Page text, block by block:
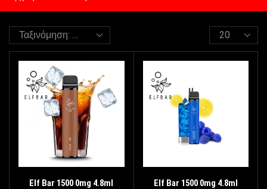
Elf Bar 1500 0mg 4.8ml
Elf Bar 1500 0mg 4.8ml